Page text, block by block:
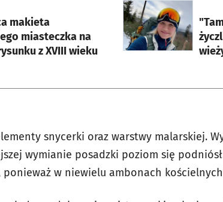
makieta
miasteczka na
z XVIII wieku
otworzy się w nowej
snycerki oraz warstwy malarskiej.
wymianie posadzki poziom się
ponieważ w niewielu ambonach